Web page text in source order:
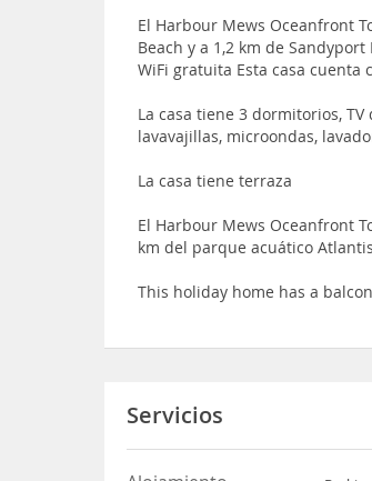
El Harbour Mews Oceanfront
Beach y a 1,2 km de
WiFi gratuita Esta casa
La casa tiene 3 dormitorios,
lavavajillas, microondas,
La casa tiene terraza
El Harbour Mews Oceanfront
km del parque acuático
This holiday home has a
Servicios